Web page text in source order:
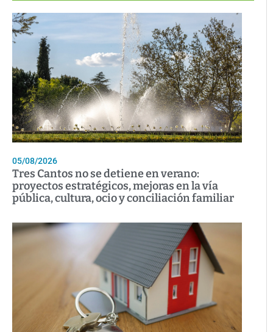
05/08/2026
Tres Cantos no se detiene en verano:
proyectos estratégicos, mejoras en la vía
pública, cultura, ocio y conciliación familiar